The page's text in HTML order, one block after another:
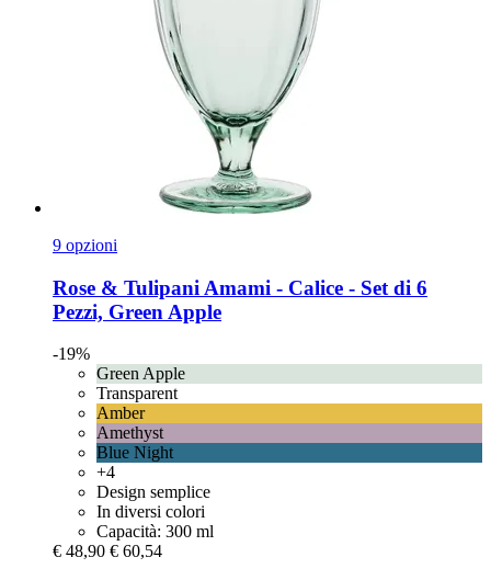
9 opzioni
Rose & Tulipani Amami -​ Calice -​ Set di 6
Pezzi, Green Apple
-19%
Green Apple
Transparent
Amber
Amethyst
Blue Night
+4
Design semplice
In diversi colori
Capacità: 300 ml
€ 48,90 € 60,54